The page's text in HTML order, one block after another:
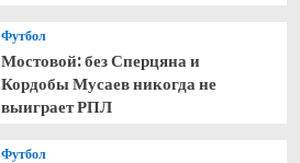
Футбол
Мостовой: без Сперцяна и
Кордобы Мусаев никогда не
выиграет РПЛ
Футбол